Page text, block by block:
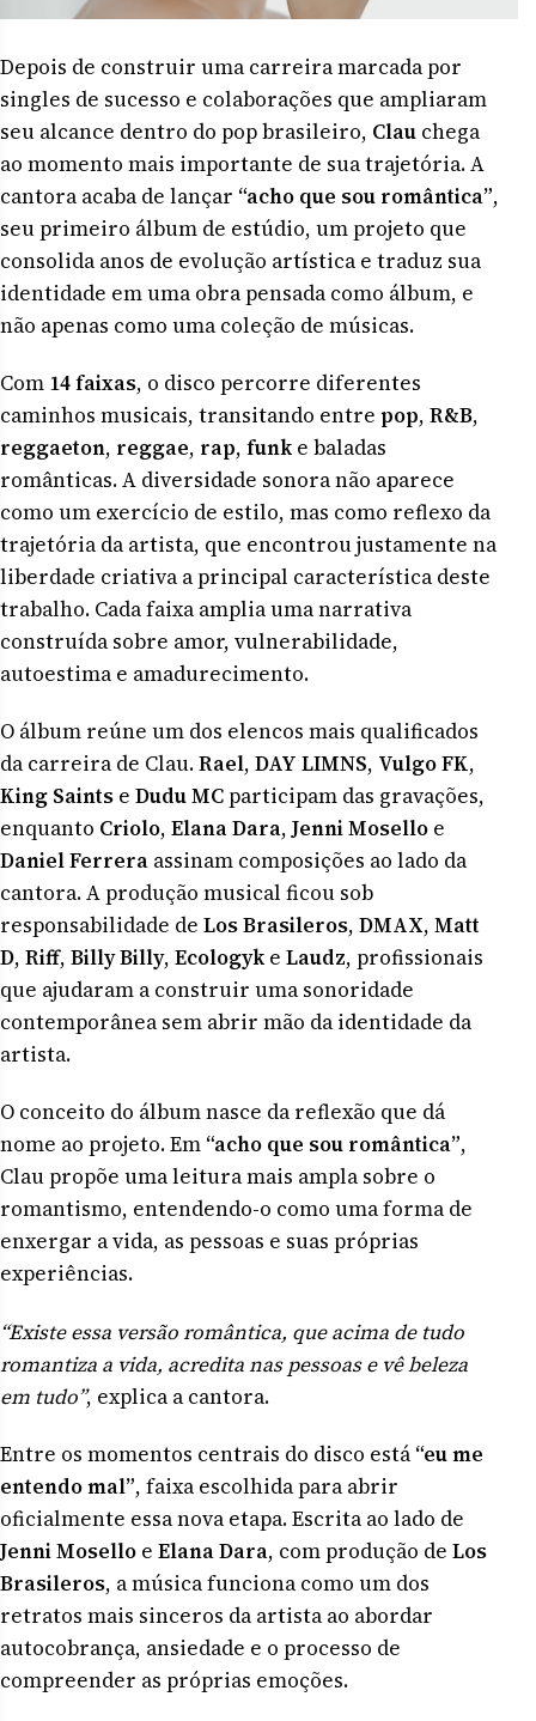
Depois de construir uma carreira marcada por
singles de sucesso e colaborações que ampliaram
seu alcance dentro do pop brasileiro, Clau chega
ao momento mais importante de sua trajetória. A
cantora acaba de lançar “acho que sou romântica”,
seu primeiro álbum de estúdio, um projeto que
consolida anos de evolução artística e traduz sua
identidade em uma obra pensada como álbum, e
não apenas como uma coleção de músicas.
Com 14 faixas, o disco percorre diferentes
caminhos musicais, transitando entre pop, R&B,
reggaeton, reggae, rap, funk e baladas
românticas. A diversidade sonora não aparece
como um exercício de estilo, mas como reflexo da
trajetória da artista, que encontrou justamente na
liberdade criativa a principal característica deste
trabalho. Cada faixa amplia uma narrativa
construída sobre amor, vulnerabilidade,
autoestima e amadurecimento.
O álbum reúne um dos elencos mais qualificados
da carreira de Clau.Rael, DAY LIMNS, Vulgo FK,
King Saints e Dudu MCparticipam das gravações,
enquanto Criolo, Elana Dara,Jenni Mosello e
Daniel Ferrera assinam composições ao lado da
cantora. A produção musical ficou sob
responsabilidade de Los Brasileros, DMAX, Matt
D, Riff, Billy Billy, Ecologyk e Laudz, profissionais
que ajudaram a construir uma sonoridade
contemporânea sem abrir mão da identidade da
artista.
O conceito do álbum nasce da reflexão que dá
nome ao projeto. Em “acho que sou romântica”,
Clau propõe uma leitura mais ampla sobre o
romantismo, entendendo-o como uma forma de
enxergar a vida, as pessoas e suas próprias
experiências.
“Existe essa versão romântica, que acima de tudo
romantiza a vida, acredita nas pessoas e vê beleza
em tudo”, explica a cantora.
Entre os momentos centrais do disco está “eu me
entendo mal”, faixa escolhida para abrir
oficialmente essa nova etapa. Escrita ao lado de
Jenni Mosello e Elana Dara, com produção de Los
Brasileros, a música funciona como um dos
retratos mais sinceros da artista ao abordar
autocobrança, ansiedade e o processo de
compreender as próprias emoções.